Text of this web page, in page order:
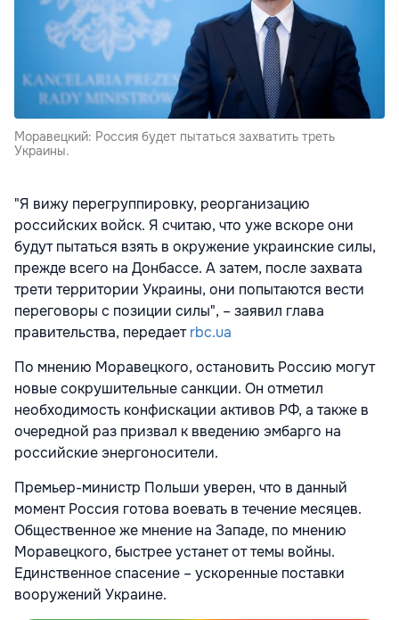
Моравецкий: Россия будет пытаться захватить треть
Украины.
"Я вижу перегруппировку, реорганизацию
российских войск. Я считаю, что уже вскоре они
будут пытаться взять в окружение украинские силы,
прежде всего на Донбассе. А затем, после захвата
трети территории Украины, они попытаются вести
переговоры с позиции силы", – заявил глава
правительства, передаетrbc.ua
По мнению Моравецкого, остановить Россию могут
новые сокрушительные санкции. Он отметил
необходимость конфискации активов РФ, а также в
очередной раз призвал к введению эмбарго на
российские энергоносители.
Премьер-министр Польши уверен, что в данный
момент Россия готова воевать в течение месяцев.
Общественное же мнение на Западе, по мнению
Моравецкого, быстрее устанет от темы войны.
Единственное спасение – ускоренные поставки
вооружений Украине.